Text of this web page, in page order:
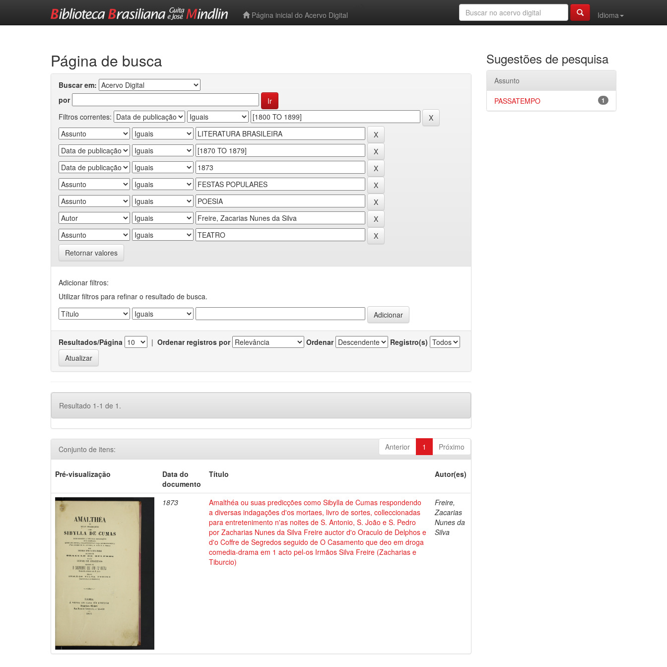
Página inicial do Acervo Digital
Idioma
Página de busca
Buscar em:
por
Filtros correntes:
Retornar valores
Adicionar filtros:
Utilizar filtros para refinar o resultado de busca.
Resultados/Página | Ordenar registros por Ordenar Registro(s)
Resultado 1-1 de 1.
Anterior 1 Próximo
Conjunto de itens:
Pré-visualização
Data do
documento
Título Autor(es)
1873
Amalthéa ou suas predicções como Sibylla de Cumas respondendo
a diversas indagações d'os mortaes, livro de sortes, colleccionadas
para entretenimento n'as noites de S. Antonio, S. João e S. Pedro
por Zacharias Nunes da Silva Freire auctor d'o Oraculo de Delphos e
d'o Coffre de Segredos seguido de O Casamento que deo em droga
comedia-drama em 1 acto pel-os Irmãos Silva Freire (Zacharias e
Tiburcio)
Freire,
Zacarias
Nunes da
Silva
Sugestões de pesquisa
Assunto
1
PASSATEMPO